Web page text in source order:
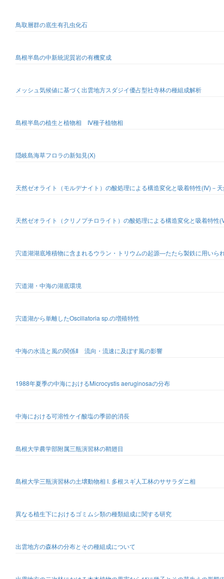
鳥取層群の底生有孔虫化石
島根半島の中新統泥質岩の有機変成
メッシュ気候値に基づく出雲地方スダジイ優占型社寺林の種組成解析
島根半島の植生と植物相 Ⅳ種子植物相
隠岐島海草フロラの新知見(X)
天然ゼオライト（モルデナイト）の酸処理による構造変化と吸着特性(Ⅳ)－
天然ゼオライト（クリノプチロライト）の酸処理による構造変化と吸着特
宍道湖湖底堆積物に含まれるウラン・トリウムの起源―たたら製鉄に用いら
宍道湖・中海の湖底環境
宍道湖から単離したOscillatoria sp.の増殖特性
中海の水流と風の関係Ⅱ 流向・流速に及ぼす風の影響
1988年夏季の中海におけるMicrocystis aeruginosaの分布
中海における可溶性ケイ酸塩の季節的消長
島根大学農学部附属三瓶演習林の鞘翅目
島根大学三瓶演習林の土壌動物相 I. 多根スギ人工林のササラダニ相
異なる植生下におけるゴミムシ類の種類組成に関する研究
出雲地方の森林の分布とその種組成について